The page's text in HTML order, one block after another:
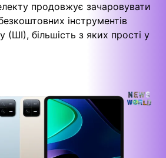
продовжує зачаровувати
інструментів
(ШІ), більшість з яких прості у